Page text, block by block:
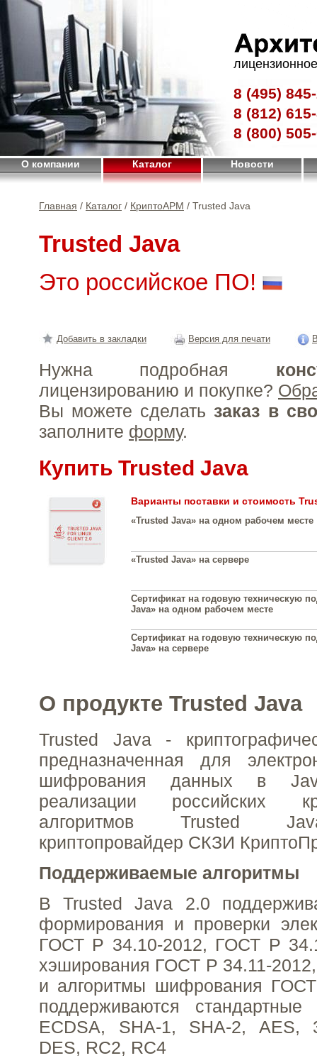
8 (495)
8 (812)
8 (800)
О компании Каталог Новости
Главная / Каталог / КриптоАРМ / Trusted Java
Trusted Java
Это российское ПО!
Добавить в закладки Версия для печати
Нужна подробная
лицензированию и покупке?
Вы можете сделать заказ в
заполните форму.
Купить Trusted Java
Варианты поставки и стоимость
«Trusted Java» на одном рабочем месте
«Trusted Java» на сервере
Сертификат на годовую техническую
Java» на одном рабочем месте
Сертификат на годовую техническую
Java» на сервере
О продукте Trusted Java
Trusted Java -
предназначенная для
шифрования данных в
реализации российских
алгоритмов Trusted
криптопровайдер СКЗИ
Поддерживаемые алгоритмы
В Trusted Java 2.0
формирования и проверки
ГОСТ Р 34.10-2012, ГОСТ Р
хэширования ГОСТ Р 34.11-
и алгоритмы шифрования
поддерживаются
ECDSA, SHA-1, SHA-2, AES,
DES, RC2, RC4